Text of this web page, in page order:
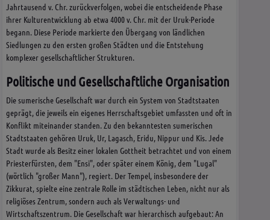
Jahrtausend v. Chr. zurückverfolgen, wobei die entscheidende Phase
ihrer Kulturentwicklung ab etwa 4000 v. Chr. mit der Uruk-Periode
begann. Diese Periode markierte den Übergang von ländlichen
Siedlungen zu den ersten großen Städten und die Entstehung
komplexer gesellschaftlicher Strukturen.
Politische und Gesellschaftliche Organisation
Die sumerische Gesellschaft war durch ein System von Stadtstaaten
geprägt, die jeweils ein eigenes Herrschaftsgebiet umfassten und oft in
Konflikt miteinander standen. Zu den bekanntesten sumerischen
Stadtstaaten gehören Uruk, Ur, Lagasch, Eridu, Nippur und Kis. Jede
Stadt wurde als Besitz einer lokalen Gottheit betrachtet und von einem
Priesterfürsten, dem "Ensi", oder später einem König, dem "Lugal"
(wörtlich "großer Mann"), regiert. Der Tempel, insbesondere der
Zikkurat, spielte eine zentrale Rolle im städtischen Leben, nicht nur als
religiöses Zentrum, sondern auch als Verwaltungs- und
Wirtschaftszentrum. Die Gesellschaft war hierarchisch aufgebaut: An